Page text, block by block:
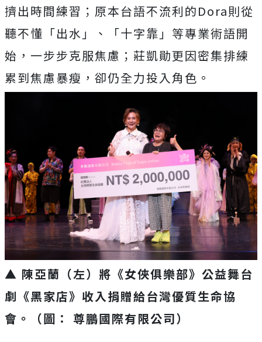
擠出時間練習；原本台語不流利的Dora則從
聽不懂「出水」、「十字靠」等專業術語開
始，一步步克服焦慮； 莊凱勛更因密集排練
累到焦慮暴瘦，卻仍全力投入角色。
▲ 陳亞蘭（左）將《女俠俱樂部》公益舞台
劇《黑家店》收入捐贈給台灣優質生命協
會。（圖： 尊鵬國際有限公司）